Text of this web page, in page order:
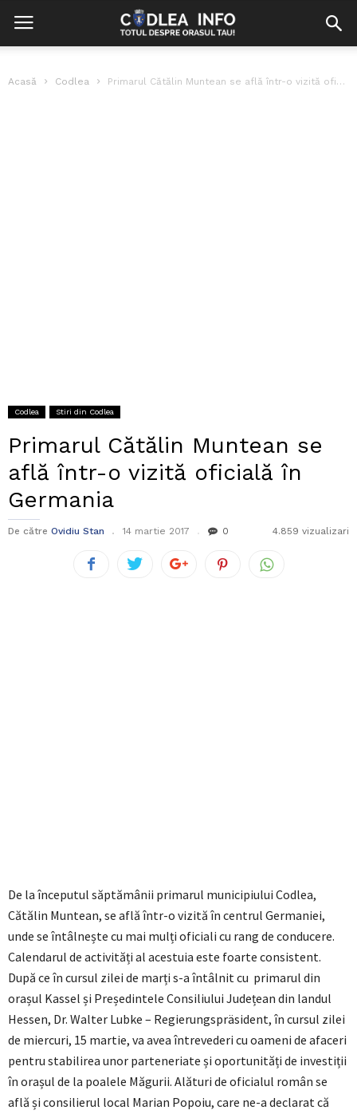
Acasă Codlea Primarul Cătălin Muntean se află într-o vizită oficială în Germania
Codlea Stiri din Codlea
Primarul Cătălin Muntean se
află într-o vizită oficială în
Germania
De către Ovidiu Stan 14 martie 2017 0 4.859 vizualizari
De la începutul săptămânii primarul municipiului Codlea,
Cătălin Muntean, se află într-o vizită în centrul Germaniei,
unde se întâlnește cu mai mulți oficiali cu rang de conducere.
Calendarul de activități al acestuia este foarte consistent.
După ce în cursul zilei de marți s-a întâlnit cu primarul din
orașul Kassel și Președintele Consiliului Județean din landul
Hessen, Dr. Walter Lubke – Regierungspräsident, în cursul zilei
de miercuri, 15 martie, va avea întrevederi cu oameni de afaceri
pentru stabilirea unor parteneriate și oportunități de investiții
în orașul de la poalele Măgurii. Alături de oficialul român se
află și consilierul local Marian Popoiu, care ne-a declarat că